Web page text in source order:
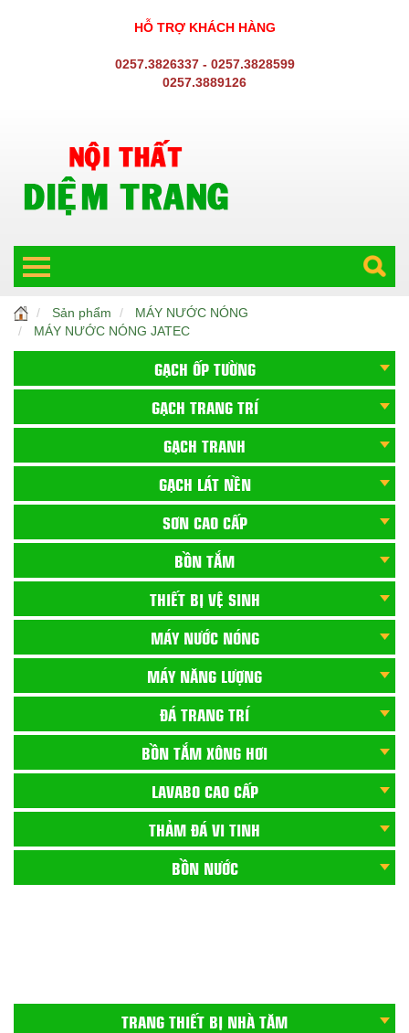
HỖ TRỢ KHÁCH HÀNG
0257.3826337 - 0257.3828599
0257.3889126
Sản phẩm
MÁY NƯỚC NÓNG
MÁY NƯỚC NÓNG JATEC
GẠCH ỐP TƯỜNG
GẠCH TRANG TRÍ
GẠCH TRANH
GẠCH LÁT NỀN
SƠN CAO CẤP
BỒN TẮM
THIẾT BỊ VỆ SINH
MÁY NƯỚC NÓNG
MÁY NĂNG LƯỢNG
ĐÁ TRANG TRÍ
BỒN TẮM XÔNG HƠI
LAVABO CAO CẤP
THẢM ĐÁ VI TINH
BỒN NƯỚC
TRANG THIẾT BỊ NHÀ TĂM